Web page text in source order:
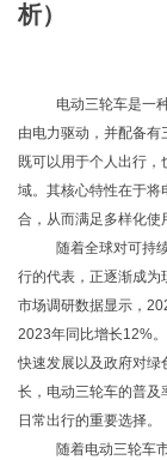
析）
电动三轮车是一
由电力驱动，并配备
既可以用于个人出行
域。其核心特性在于将
合，从而满足多样化使
随着全球对可持
行的代表，正逐渐成为
市场调研数据显示，
2023年同比增长12%
快速发展以及政府对绿
长，电动三轮车的普及
日常出行的重要选择。
随着电动三轮车